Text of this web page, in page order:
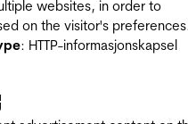
websites, in order to
on the visitor's
: HTTP-informasjonskapsel